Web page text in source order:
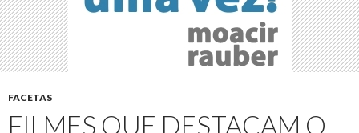
FACETAS
FILMES QUE DESTACAM O